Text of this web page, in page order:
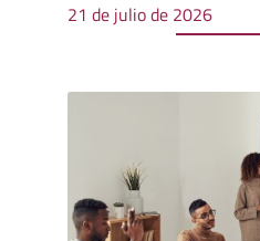
21 de julio de 2026